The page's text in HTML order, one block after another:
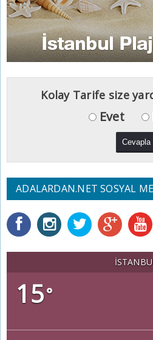
Kolay Tarife size
Evet
ADALARDAN.NET SOSYAL
15°